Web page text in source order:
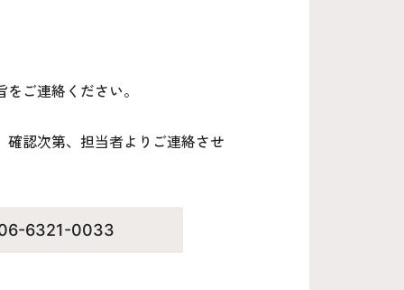
ご連絡ください。
認次第、担当者よりご連絡させ
6321-0033